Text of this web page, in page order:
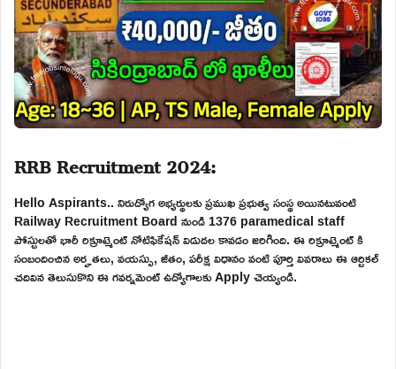
RRB Recruitment 2024:
Hello Aspirants.. నిరుద్యోగ అభ్యర్థులకు ప్రముఖ ప్రభుత్వ సంస్థ అయినటువంటి
Railway Recruitment Board నుండి 1376 paramedical staff
పోస్టులతో భారీ రిక్రూట్మెంట్ నోటిఫికేషన్ విడుదల కావడం జరిగింది. ఈ రిక్రూట్మెంట్ కి
సంబందించిన అర్హతలు, వయస్సు, జీతం, పరీక్ష విధానం వంటి పూర్తి వివరాలు ఈ ఆర్టికల్
చదివిన తెలుసుకొని ఈ గవర్నమెంట్ ఉద్యోగాలకు Apply చెయ్యండి.